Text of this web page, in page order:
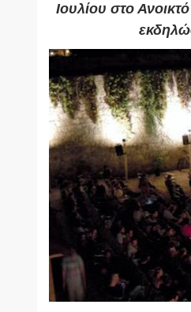
Ιουλίου στο